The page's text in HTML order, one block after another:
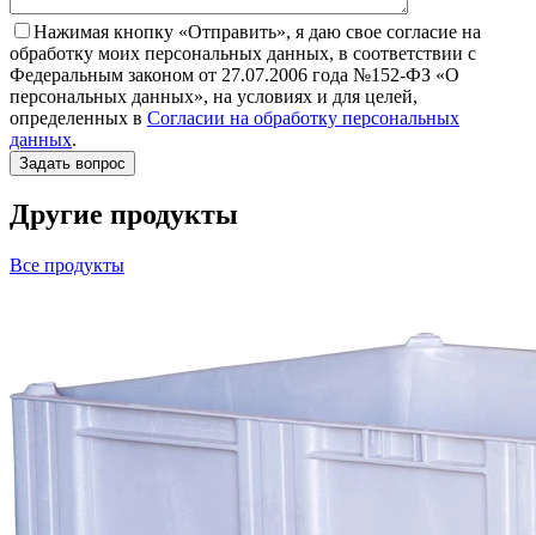
Нажимая кнопку «Отправить», я даю свое согласие на
обработку моих персональных данных, в соответствии с
Федеральным законом от 27.07.2006 года №152-ФЗ «О
персональных данных», на условиях и для целей,
определенных в Согласии на обработку персональных
данных.
Другие продукты
Все продукты